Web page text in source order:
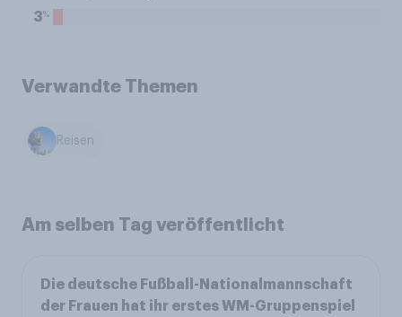
3%
Verwandte Themen
Reisen
Am selben Tag veröffentlicht
Die deutsche Fußball-Nationalmannschaft
der Frauen hat ihr erstes WM-Gruppenspiel